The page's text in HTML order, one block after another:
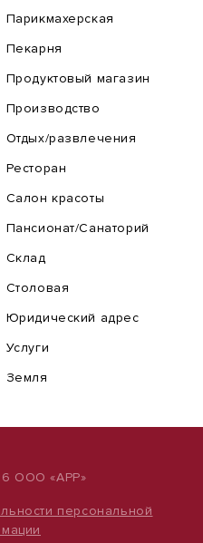
Парикмахерская
Пекарня
Продуктовый магазин
Производство
Отдых/развлечения
Ресторан
Салон красоты
Пансионат/Санаторий
Склад
Столовая
Юридический адрес
Услуги
Земля
ООО «АРР»
персональной